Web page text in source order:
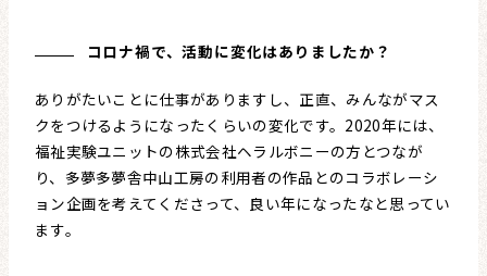
コロナ禍で、活動に変化はありましたか？
ありがたいことに仕事がありますし、正直、みんながマス
クをつけるようになったくらいの変化です。2020年には、
福祉実験ユニットの株式会社ヘラルボニーの方とつなが
り、多夢多夢舎中山工房の利用者の作品とのコラボレーシ
ョン企画を考えてくださって、良い年になったなと思ってい
ます。